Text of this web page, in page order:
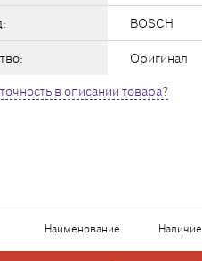
BOSCH
Оригинал
в описании товара?
Наименование Наличие